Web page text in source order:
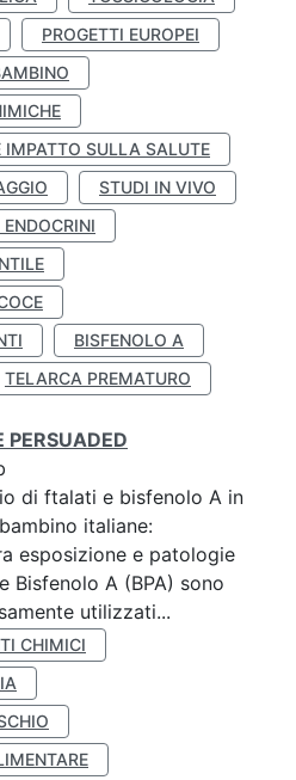
PROGETTI EUROPEI
IMPATTO SULLA SALUTE
STUDI IN VIVO
ENDOCRINI
BISFENOLO A
TELARCA PREMATURO
di ftalati e bisfenolo A in
italiane:
esposizione e patologie
Bisfenolo A (BPA) sono
utilizzati...
CHIMICI